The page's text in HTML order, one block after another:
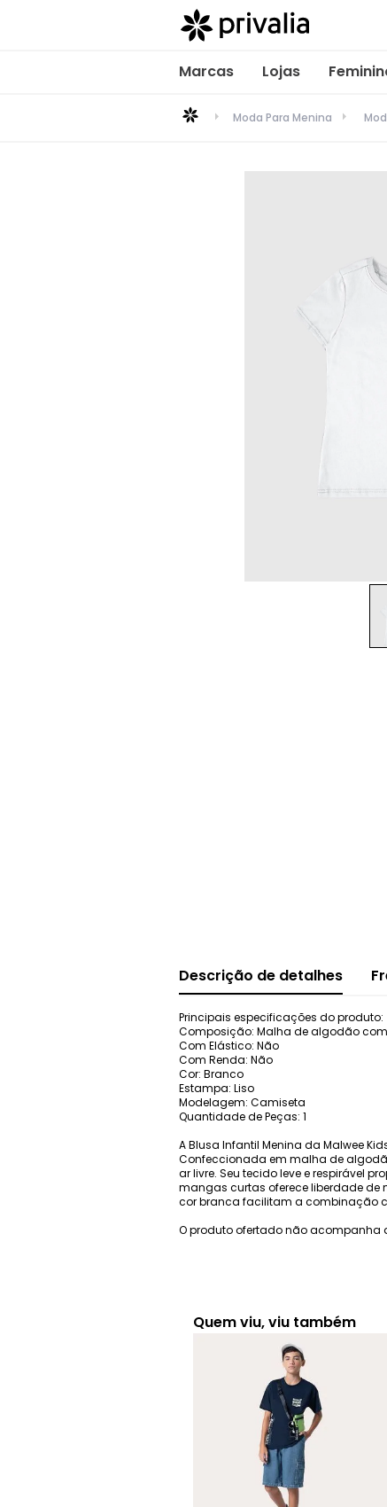
Marcas Lojas
Moda Para Menina
Descrição de detalhes
Principais especificações do produto:
Composição: Malha de algodão com
Com Elástico: Não
Com Renda: Não
Cor: Branco
Estampa: Liso
Modelagem: Camiseta
Quantidade de Peças: 1
A Blusa Infantil Menina da Malwee
Confeccionada em malha de
ar livre. Seu tecido leve e respirável
mangas curtas oferece liberdade de
cor branca facilitam a combinação
O produto ofertado não acompanha
Quem viu, viu também